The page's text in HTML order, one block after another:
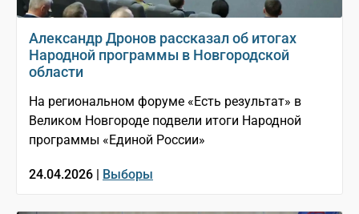
Александр Дронов рассказал об итогах
Народной программы в Новгородской
области
На региональном форуме «Есть результат» в
Великом Новгороде подвели итоги Народной
программы «Единой России»
24.04.2026 | Выборы